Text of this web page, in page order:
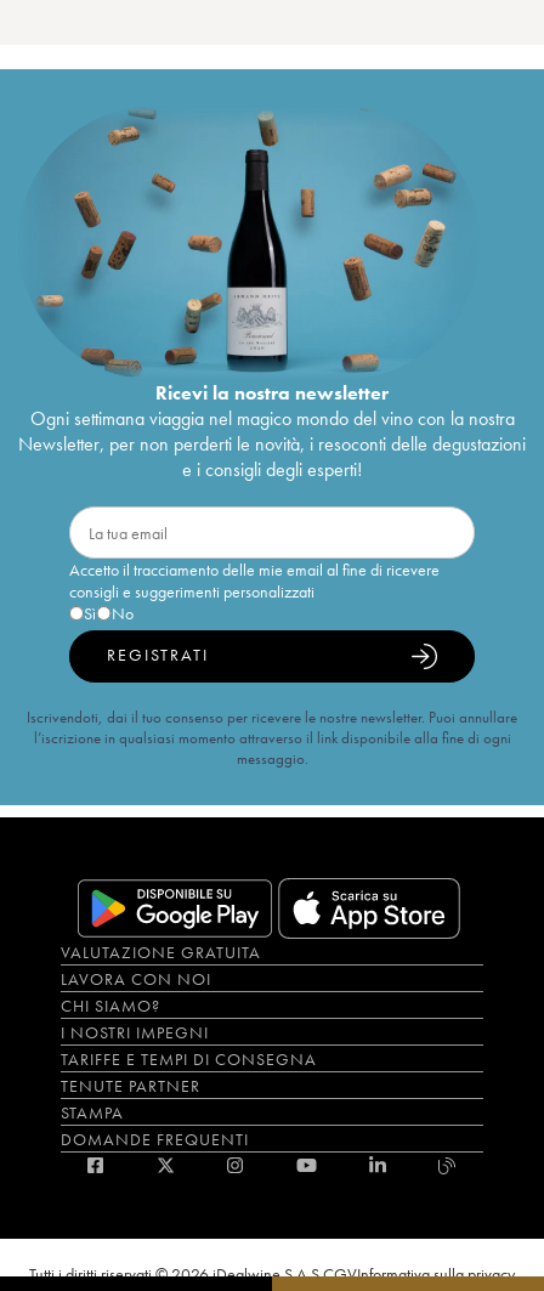
Ricevi la nostra newsletter
Ogni settimana viaggia nel magico mondo del vino con la nostra
Newsletter, per non perderti le novità, i resoconti delle degustazioni
e i consigli degli esperti!
Accetto il tracciamento delle mie email al fine di ricevere
consigli e suggerimenti personalizzati
Sì
No
REGISTRATI
Iscrivendoti, dai il tuo consenso per ricevere le nostre newsletter. Puoi annullare
l’iscrizione in qualsiasi momento attraverso il link disponibile alla fine di ogni
messaggio.
VALUTAZIONE GRATUITA
LAVORA CON NOI
CHI SIAMO?
I NOSTRI IMPEGNI
TARIFFE E TEMPI DI CONSEGNA
TENUTE PARTNER
STAMPA
DOMANDE FREQUENTI
Tutti i diritti riservati © 2026 iDealwine S.A.S.CGVInformativa sulla privacy